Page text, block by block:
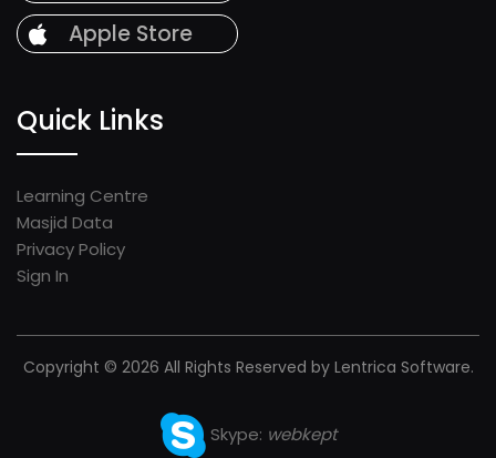
Apple Store
Quick Links
Learning Centre
Masjid Data
Privacy Policy
Sign In
Copyright © 2026 All Rights Reserved by Lentrica Software.
Skype: webkept